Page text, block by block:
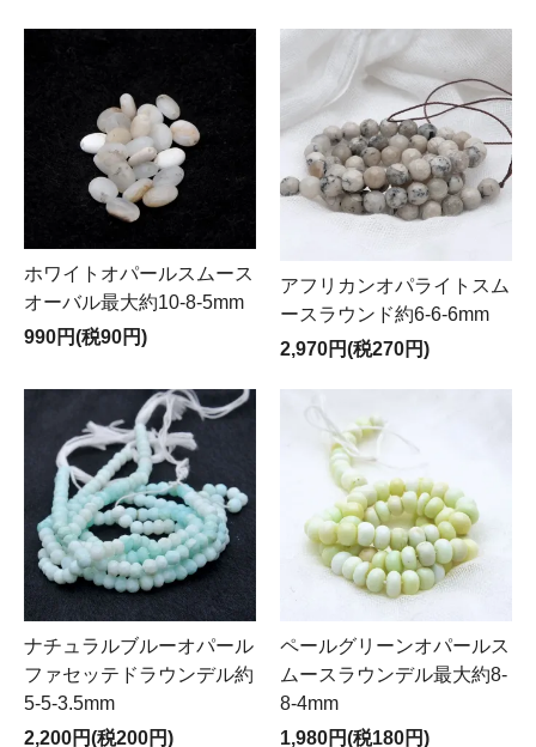
ホワイトオパールスムース
オーバル最大約10-8-5mm
990円(税90円)
アフリカンオパライトスム
ースラウンド約6-6-6mm
2,970円(税270円)
ナチュラルブルーオパール
ファセッテドラウンデル約
5-5-3.5mm
2,200円(税200円)
ペールグリーンオパールス
ムースラウンデル最大約8-
8-4mm
1,980円(税180円)